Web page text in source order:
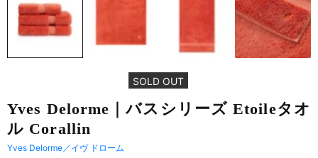
SOLD OUT
Yves Delorme｜バスシリーズ Etoileタオ
ル Corallin
Yves Delorme／イヴ ドローム